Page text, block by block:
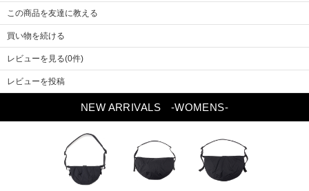
この商品を友達に教える
買い物を続ける
レビューを見る(0件)
レビューを投稿
NEW ARRIVALS -WOMENS-